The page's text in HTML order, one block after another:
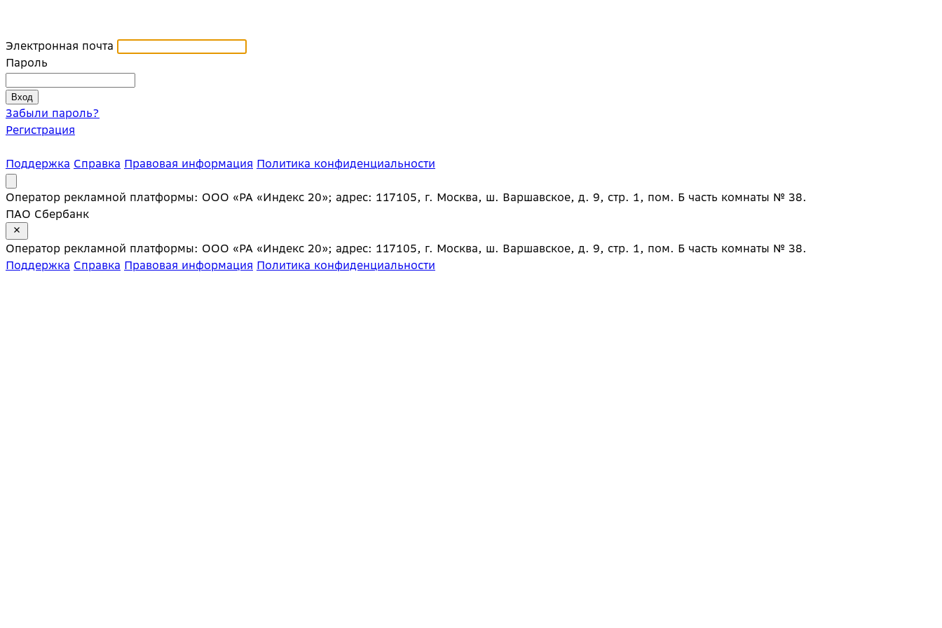
Электронная почта
Пароль
Забыли пароль?
Регистрация
Поддержка Справка Правовая информация Политика конфиденциальности
Оператор рекламной платформы: ООО «РА «Индекс 20»; адрес: 117105, г. Москва, ш. Варшавское, д. 9, стр. 1, пом. Б часть комнаты № 38.
ПАО Сбербанк
Оператор рекламной платформы: ООО «РА «Индекс 20»; адрес: 117105, г. Москва, ш. Варшавское, д. 9, стр. 1, пом. Б часть комнаты № 38.
Поддержка Справка Правовая информация Политика конфиденциальности